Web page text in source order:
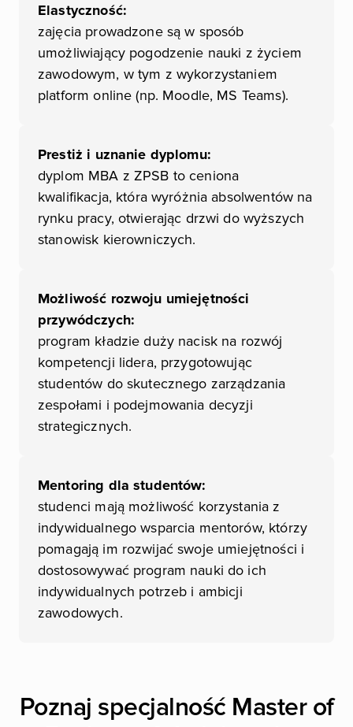
Elastyczność:
zajęcia prowadzone są w sposób
umożliwiający pogodzenie nauki z życiem
zawodowym, w tym z wykorzystaniem
platform online (np. Moodle, MS Teams).
Prestiż i uznanie dyplomu:
dyplom MBA z ZPSB to ceniona
kwalifikacja, która wyróżnia absolwentów na
rynku pracy, otwierając drzwi do wyższych
stanowisk kierowniczych.
Możliwość rozwoju umiejętności
przywódczych:
program kładzie duży nacisk na rozwój
kompetencji lidera, przygotowując
studentów do skutecznego zarządzania
zespołami i podejmowania decyzji
strategicznych.
Mentoring dla studentów:
studenci mają możliwość korzystania z
indywidualnego wsparcia mentorów, którzy
pomagają im rozwijać swoje umiejętności i
dostosowywać program nauki do ich
indywidualnych potrzeb i ambicji
zawodowych.
Poznaj specjalność Master of